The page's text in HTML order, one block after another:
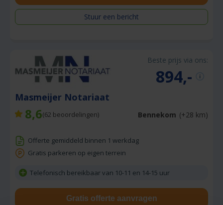
Stuur een bericht
Beste prijs via ons:
894,-
Masmeijer Notariaat
8,6(62 beoordelingen) Bennekom (+28 km)
Offerte gemiddeld binnen 1 werkdag
Gratis parkeren op eigen terrein
Telefonisch bereikbaar van 10-11 en 14-15 uur
Gratis offerte aanvragen